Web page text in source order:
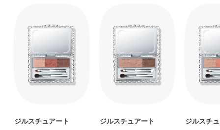
【❤️眉のニュアンスレッ
ドカラー❤️】 …
絶妙カラーでふんわり眉
が叶う【ジルスチュ …
ジルスチュアート ジルスチュアート ジルスチ